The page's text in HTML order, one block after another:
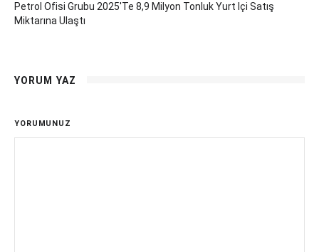
Petrol Ofisi Grubu 2025'te 8,9 Milyon Tonluk Yurt Içi Satış
Miktarına Ulaştı
YORUM YAZ
YORUMUNUZ